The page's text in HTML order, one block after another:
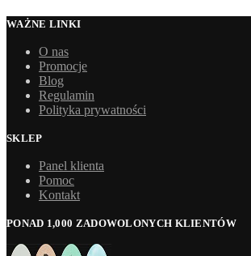
WAŻNE LINKI
O nas
Promocje
Blog
Regulamin
Polityka prywatności
SKLEP
Panel klienta
Pomoc
Kontakt
PONAD 1,000 ZADOWOLONYCH KLIENTÓW